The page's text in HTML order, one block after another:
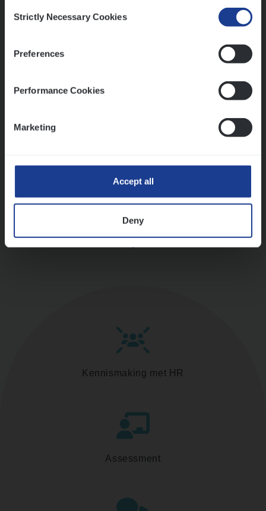
Selection
Strictly Necessary Cookies
Preferences
Performance Cookies
Marketing
Accept all
Deny
Antwerpen
Mathias houdt van diepgaande dossiers én droge
Thalia zoekt graag oplossingen, in games én op het
Ons sollicitatieproces
Kennismaking met HR
Assessment